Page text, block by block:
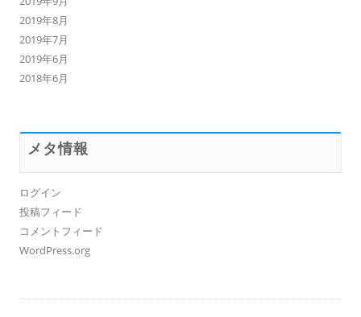
2019年8月
2019年7月
2019年6月
2018年6月
メタ情報
ログイン
投稿フィード
コメントフィード
WordPress.org